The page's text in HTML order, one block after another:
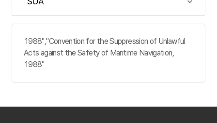
1988","Convention for the Suppression of Unlawful
Acts against the Safety of Maritime Navigation,
1988"